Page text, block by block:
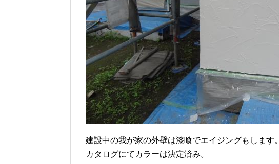
建設中の我が家の外壁は漆喰でエイジングもします。
カタログにてカラーは決定済み。